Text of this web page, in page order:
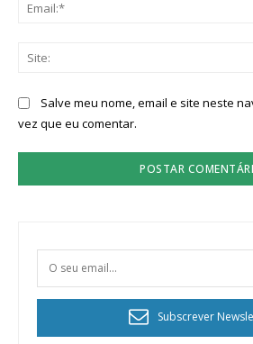
Salve meu nome, email e site neste
vez que eu comentar.
Subscrever